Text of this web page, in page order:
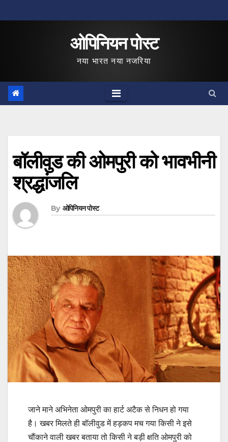
to
ओपिनियन पोस्ट
नया भारत नया नजरिया
बॉलीवुड की ओमपुरी को भावभीनी
श्रद्धांजलि
By ओपिनियन पोस्ट
जाने माने अभिनेता ओमपुरी का हार्ट अटैक से निधन हो गया
है। खबर मिलते ही बॉलीवुड में हड़कप मच गया किसी ने इसे
चौंकाने वाली खबर बताया तो किसी ने बड़ी क्षति ओमपुरी को